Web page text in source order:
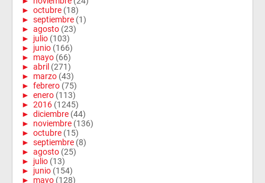
► octubre (18)
► septiembre (1)
► agosto (23)
► julio (103)
► junio (166)
► mayo (66)
► abril (271)
► marzo (43)
► febrero (75)
► enero (113)
► 2016 (1245)
► diciembre (44)
► noviembre (136)
► octubre (15)
► septiembre (8)
► agosto (25)
► julio (13)
► junio (154)
► mayo (128)